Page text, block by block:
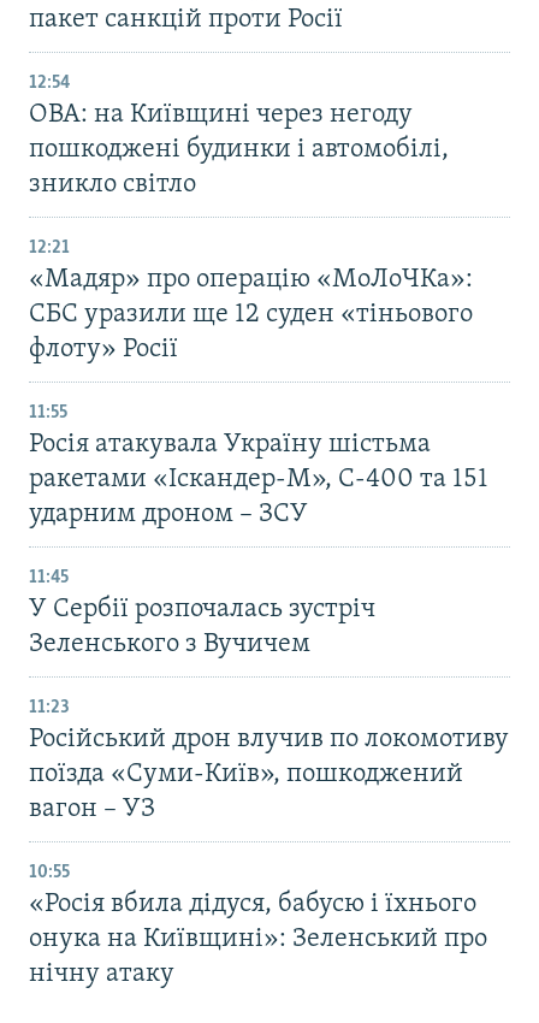
пакет санкцій проти Росії
12:54
ОВА: на Київщині через негоду
пошкоджені будинки і автомобілі,
зникло світло
12:21
«Мадяр» про операцію «МоЛоЧКа»:
СБС уразили ще 12 суден «тіньового
флоту» Росії
11:55
Росія атакувала Україну шістьма
ракетами «Іскандер-М», С-400 та 151
ударним дроном – ЗСУ
11:45
У Сербії розпочалась зустріч
Зеленського з Вучичем
11:23
Російський дрон влучив по локомотиву
поїзда «Суми-Київ», пошкоджений
вагон – УЗ
10:55
«Росія вбила дідуся, бабусю і їхнього
онука на Київщині»: Зеленський про
нічну атаку